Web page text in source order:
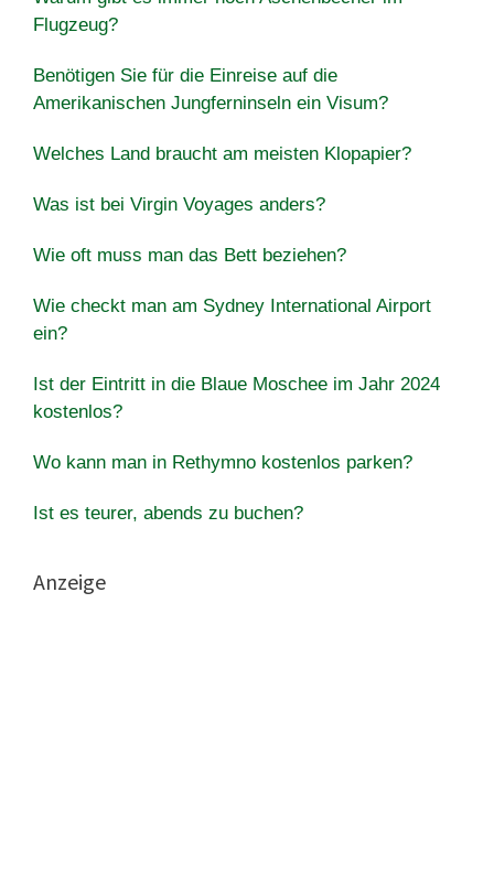
Flugzeug?
Benötigen Sie für die Einreise auf die
Amerikanischen Jungferninseln ein Visum?
Welches Land braucht am meisten Klopapier?
Was ist bei Virgin Voyages anders?
Wie oft muss man das Bett beziehen?
Wie checkt man am Sydney International Airport
ein?
Ist der Eintritt in die Blaue Moschee im Jahr 2024
kostenlos?
Wo kann man in Rethymno kostenlos parken?
Ist es teurer, abends zu buchen?
Anzeige